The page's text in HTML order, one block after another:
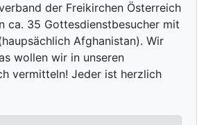
der Freikirchen Österreich
ca. 35 Gottesdienstbesucher mit
Afghanistan). Wir
wollen wir in unseren
vermitteln! Jeder ist herzlich